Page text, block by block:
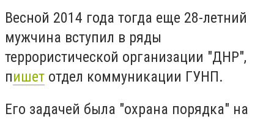
Весной 2014 года тогда еще 28-летний
мужчина вступил в ряды
террористической организации "ДНР",
пишет отдел коммуникации ГУНП.
Его задачей была "охрана порядка" на